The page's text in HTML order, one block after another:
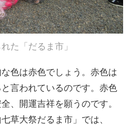
た「だるま市」
色は赤色でしょう。赤色は
言われているのです。赤色
、開運吉祥を願うのです。
草大祭だるま市」では、